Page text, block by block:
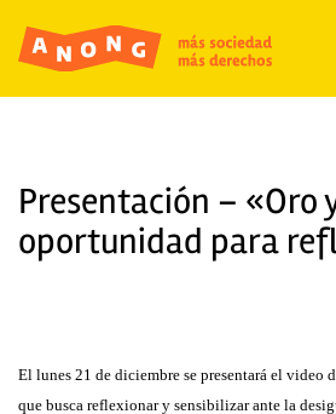
Presentación – «Oro
oportunidad para
El lunes 21 de diciembre se presentará el video
que busca reflexionar y sensibilizar ante la